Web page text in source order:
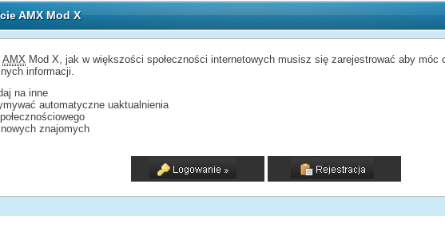
AMX Mod X
AMX Mod X, jak w większości społeczności internetowych musisz się zarejestrować aby
informacji.
na inne
automatyczne uaktualnienia
znajomych